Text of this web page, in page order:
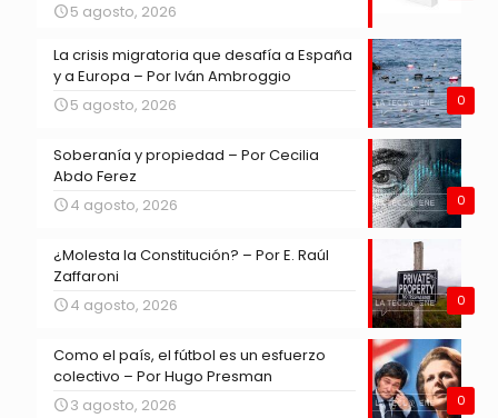
5 agosto, 2026
0
La crisis migratoria que desafía a España
y a Europa – Por Iván Ambroggio
5 agosto, 2026
0
Soberanía y propiedad – Por Cecilia
Abdo Ferez
4 agosto, 2026
0
¿Molesta la Constitución? – Por E. Raúl
Zaffaroni
4 agosto, 2026
0
Como el país, el fútbol es un esfuerzo
colectivo – Por Hugo Presman
3 agosto, 2026